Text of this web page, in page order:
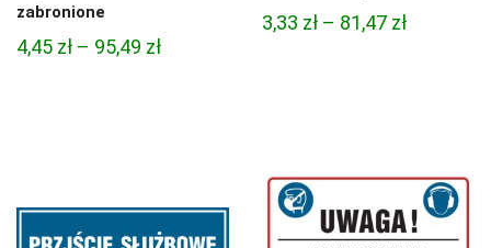
zabronione
4,45 zł – 95,49 złZakres
3,33 zł – 81,47 złZakres